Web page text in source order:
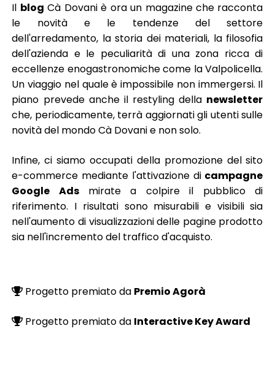
Il blog Cà Dovani è ora un magazine che racconta
le novità e le tendenze del settore
dell'arredamento, la storia dei materiali, la filosofia
dell'azienda e le peculiarità di una zona ricca di
eccellenze enogastronomiche come la Valpolicella.
Un viaggio nel quale è impossibile non immergersi. Il
piano prevede anche il restyling della newsletter
che, periodicamente, terrà aggiornati gli utenti sulle
novità del mondo Cà Dovani e non solo.
Infine, ci siamo occupati della promozione del sito
e-commerce mediante l'attivazione di campagne
Google Ads mirate a colpire il pubblico di
riferimento. I risultati sono misurabili e visibili sia
nell'aumento di visualizzazioni delle pagine prodotto
sia nell'incremento del traffico d'acquisto.
Progetto premiato da Premio Agorà
Progetto premiato da Interactive Key Award